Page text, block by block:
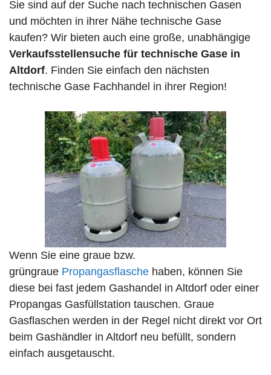
Sie sind auf der Suche nach technischen Gasen
und möchten in ihrer Nähe technische Gase
kaufen? Wir bieten auch eine große, unabhängige
Verkaufsstellensuche für technische Gase in
Altdorf. Finden Sie einfach den nächsten
technische Gase Fachhandel in ihrer Region!
Wenn Sie eine graue bzw.
grüngraue Propangasflasche haben, können Sie
diese bei fast jedem Gashandel in Altdorf oder einer
Propangas Gasfüllstation tauschen. Graue
Gasflaschen werden in der Regel nicht direkt vor Ort
beim Gashändler in Altdorf neu befüllt, sondern
einfach ausgetauscht.